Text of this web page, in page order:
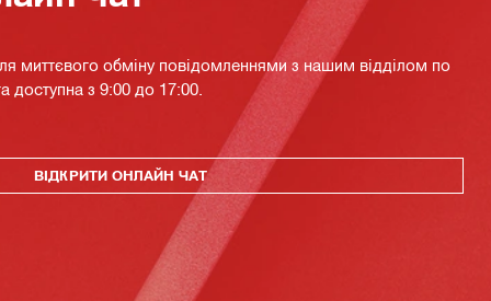
миттєвого обміну повідомленнями з нашим відділом по
доступна з 9:00 до 17:00.
ВІДКРИТИ ОНЛАЙН ЧАТ